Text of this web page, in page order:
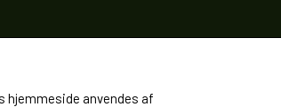
hjemmeside anvendes af